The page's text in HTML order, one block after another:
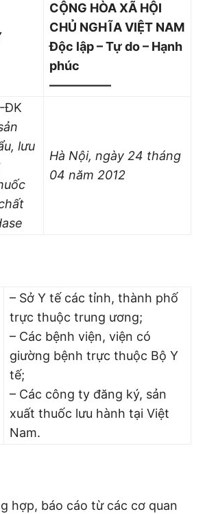
CỘNG HÒA XÃ HỘI
CHỦ NGHĨA VIỆT NAM
Độc lập – Tự do – Hạnh
phúc
—————
ĐK
lưu
Hà Nội, ngày 24 tháng
04 năm 2012
– Sở Y tế các tỉnh, thành phố
trực thuộc trung ương;
– Các bệnh viện, viện có
giường bệnh trực thuộc Bộ Y
tế;
– Các công ty đăng ký, sản
xuất thuốc lưu hành tại Việt
Nam.
hợp, báo cáo từ các cơ quan